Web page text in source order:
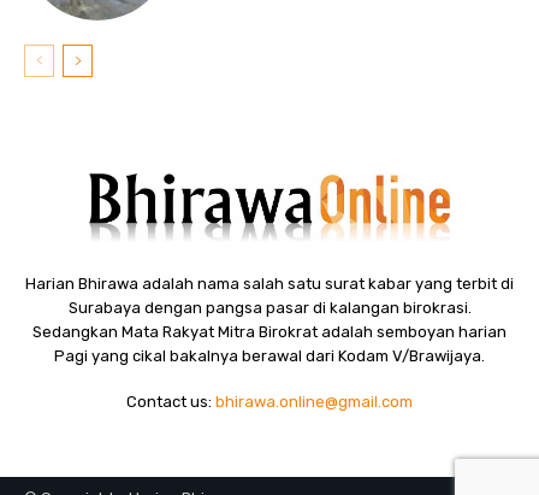
Harian Bhirawa adalah nama salah satu surat kabar yang terbit di
Surabaya dengan pangsa pasar di kalangan birokrasi.
Sedangkan Mata Rakyat Mitra Birokrat adalah semboyan harian
Pagi yang cikal bakalnya berawal dari Kodam V/Brawijaya.
Contact us: bhirawa.online@gmail.com